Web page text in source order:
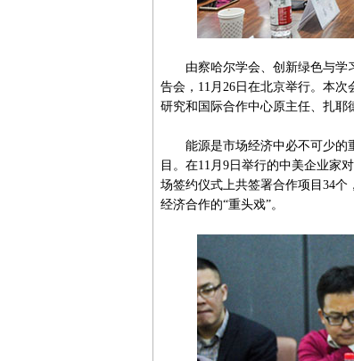
由察哈尔学会、创新绿色与学习
告会，11月26日在北京举行。本
研究和国际合作中心原主任、扎耶
能源是市场经济中必不可少的重
目。在11月9日举行的中美企业家
场签约仪式上共签署合作项目34
经济合作的“重头戏”。